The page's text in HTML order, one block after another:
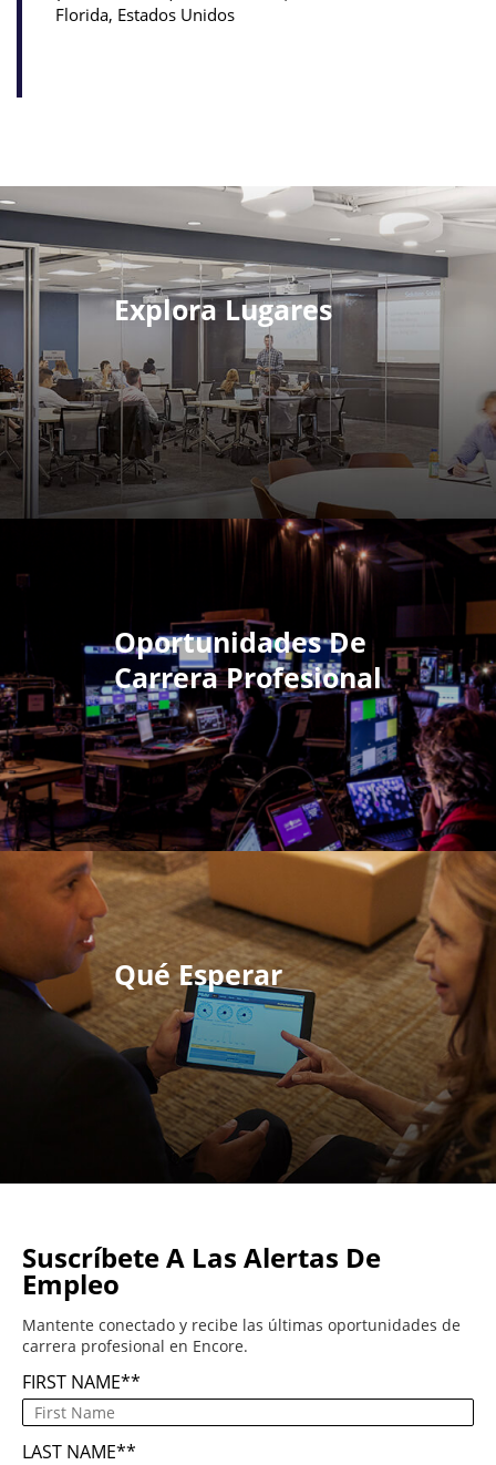
Florida, Estados Unidos
Explora Lugares
Oportunidades De
Carrera Profesional
Qué Esperar
Suscríbete A Las Alertas De
Empleo
Mantente conectado y recibe las últimas oportunidades de
carrera profesional en Encore.
FIRST NAME*
LAST NAME*